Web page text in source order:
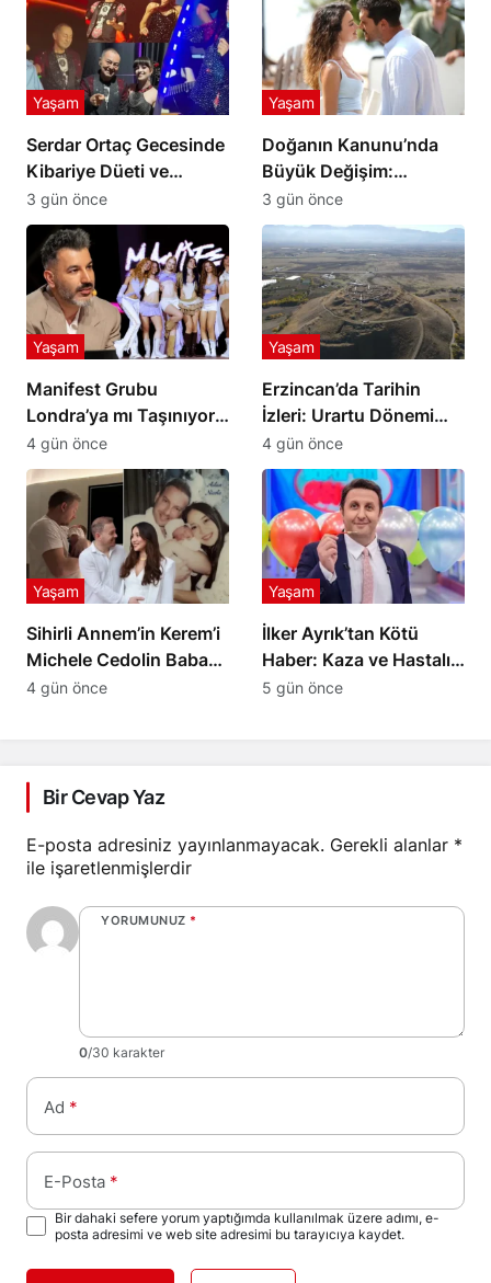
Serdar Ortaç Gecesinde
Kibariye Düeti ve
Sürpriz Şarkı Rüzgarı
Yaşam
3 gün önce
Doğanın Kanunu’nda
Büyük Değişim:
Keçilik’te Kaderler
Değişiyor
Yaşam
3 gün önce
Manifest Grubu
Londra’ya mı Taşınıyor?
Tolga Akış’tan Açıklama
Yaşam
4 gün önce
Erzincan’da Tarihin
İzleri: Urartu Dönemi
Merkezi Altıntepe
Yaşam
4 gün önce
Sihirli Annem’in Kerem’i
Michele Cedolin Baba
Oldu: İşte Bebeğin İsmi
Yaşam
4 gün önce
İlker Ayrık’tan Kötü
Haber: Kaza ve Hastalık
Nedeniyle Sahneye Ara
Yaşam
5 gün önce
Bir Cevap Yaz
E-posta adresiniz yayınlanmayacak. Gerekli alanlar *
ile işaretlenmişlerdir
YORUMUNUZ *
0/30 karakter
Ad *
E-Posta *
Bir dahaki sefere yorum yaptığımda kullanılmak üzere adımı, e-
posta adresimi ve web site adresimi bu tarayıcıya kaydet.